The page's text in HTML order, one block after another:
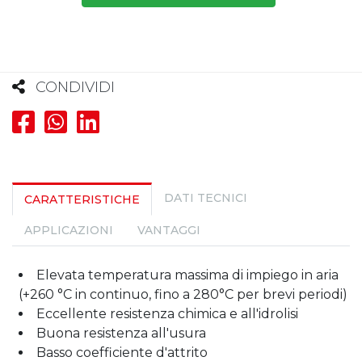
CONDIVIDI
CARATTERISTICHE DATI TECNICI
APPLICAZIONI VANTAGGI
Elevata temperatura massima di impiego in aria
(+260 °C in continuo, fino a 280°C per brevi periodi)
Eccellente resistenza chimica e all'idrolisi
Buona resistenza all'usura
Basso coefficiente d'attrito